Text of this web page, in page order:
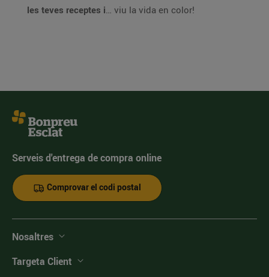
les teves receptes i… viu la vida en color!
Serveis d'entrega de compra online
Comprovar el codi postal
Nosaltres
Targeta Client